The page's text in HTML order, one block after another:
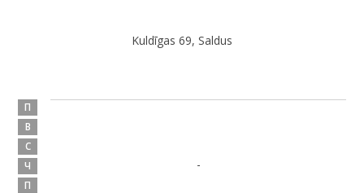
Kuldīgas 69, Saldus
П
В
С
Ч
П
-